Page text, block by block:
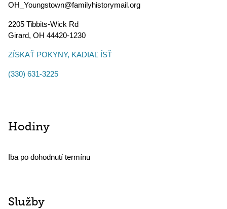
OH_Youngstown@familyhistorymail.org
2205 Tibbits-Wick Rd
Girard, OH 44420-1230
ZÍSKAŤ POKYNY, KADIAĽ ÍSŤ
(330) 631-3225
Hodiny
Iba po dohodnutí termínu
Služby